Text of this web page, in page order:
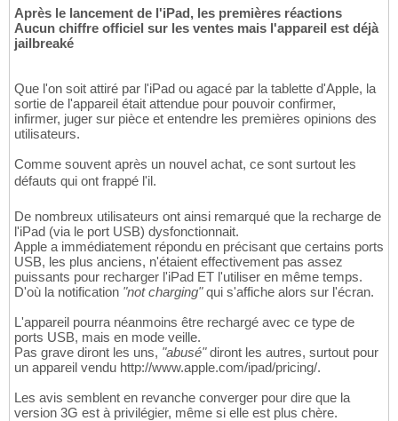
Après le lancement de l'iPad, les premières réactions
Aucun chiffre officiel sur les ventes mais l'appareil est déjà
jailbreaké
Que l'on soit attiré par l'iPad ou agacé par la tablette d'Apple, la
sortie de l'appareil était attendue pour pouvoir confirmer,
infirmer, juger sur pièce et entendre les premières opinions des
utilisateurs.
Comme souvent après un nouvel achat, ce sont surtout les
défauts qui ont frappé l'il.
De nombreux utilisateurs ont ainsi remarqué que la recharge de
l'iPad (via le port USB) dysfonctionnait.
Apple a immédiatement répondu en précisant que certains ports
USB, les plus anciens, n'étaient effectivement pas assez
puissants pour recharger l'iPad ET l'utiliser en même temps.
D'où la notification "not charging"qui s'affiche alors sur l'écran.
L'appareil pourra néanmoins être rechargé avec ce type de
ports USB, mais en mode veille.
Pas grave diront les uns, "abusé"diront les autres, surtout pour
un appareil vendu http://www.apple.com/ipad/pricing/.
Les avis semblent en revanche converger pour dire que la
version 3G est à privilégier, même si elle est plus chère.